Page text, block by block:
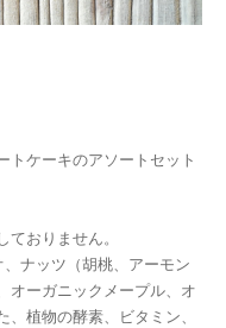
トケーキのアソートセット
おりません。
ナッツ（胡桃、アーモン
オーガニックメープル、オ
植物の酵素、ビタミン、